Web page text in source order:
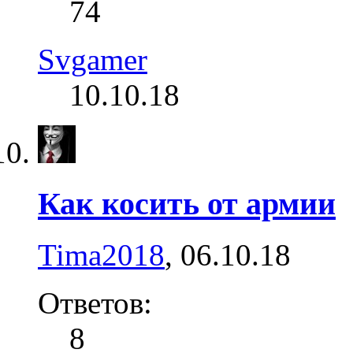
74
Svgamer
10.10.18
Как косить от армии
Tima2018, 06.10.18
Ответов:
8